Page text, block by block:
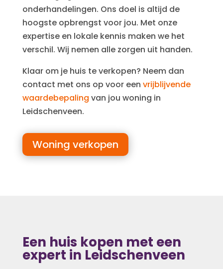
onderhandelingen. Ons doel is altijd de
hoogste opbrengst voor jou. Met onze
expertise en lokale kennis maken we het
verschil. Wij nemen alle zorgen uit handen.
Klaar om je huis te verkopen? Neem dan
contact met ons op voor een vrijblijvende
waardebepaling van jou woning in
Leidschenveen.
Woning verkopen
Een huis kopen met een
expert in Leidschenveen